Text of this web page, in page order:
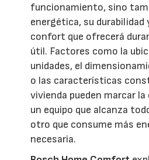
funcionamiento, sino
energética, su durabilidad
confort que ofrecerá
útil. Factores como la
unidades, el
o las características
vivienda pueden marcar
un equipo que alcanza
otro que consume más
necesaria.